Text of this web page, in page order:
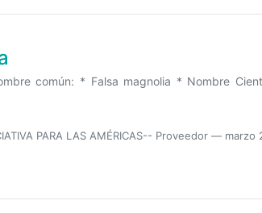
común: * Falsa magnolia * Nombre
PARA LAS AMÉRICAS-- Proveedor — marzo